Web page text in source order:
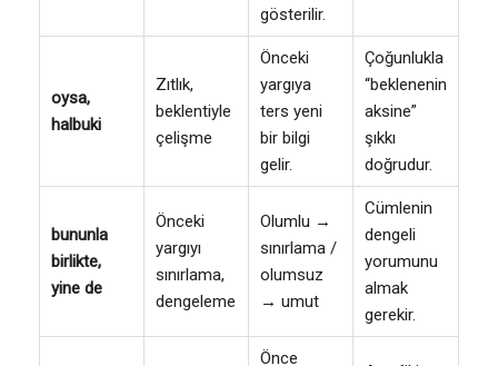
gösterilir.
oysa,
halbuki
Zıtlık,
beklentiyle
çelişme
Önceki
yargıya
ters yeni
bir bilgi
gelir.
Çoğunlukla
“beklenenin
aksine”
şıkkı
doğrudur.
bununla
birlikte,
yine de
Önceki
yargıyı
sınırlama,
dengeleme
Olumlu →
sınırlama /
olumsuz
→ umut
Cümlenin
dengeli
yorumunu
almak
gerekir.
Önce